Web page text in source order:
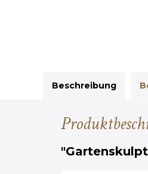
Beschreibung